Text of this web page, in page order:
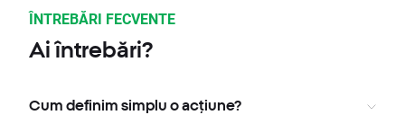
ÎNTREBĂRI FECVENTE
Ai întrebări?
Cum definim simplu o acțiune?